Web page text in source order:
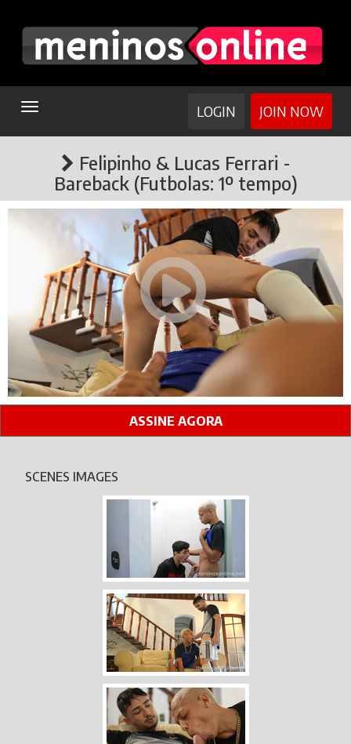
TOGGLE
JOIN NOW
LOGIN
Felipinho & Lucas Ferrari -
Bareback (Futbolas: 1º tempo)
ASSINE AGORA
SCENES IMAGES